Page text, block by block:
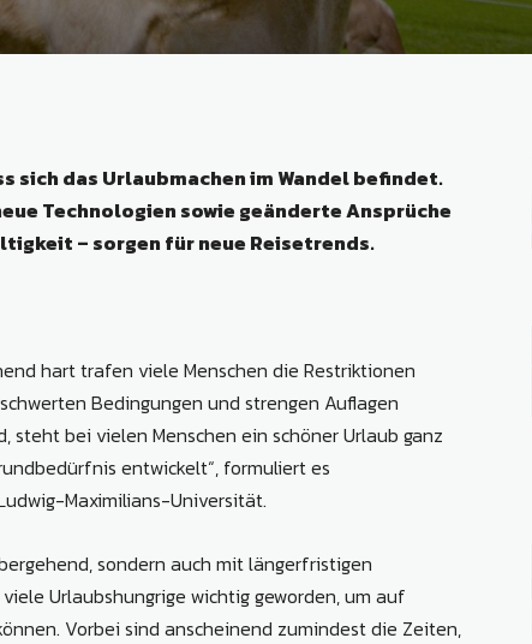
sich das Urlaubmachen im Wandel befindet.
Technologien sowie geänderte Ansprüche
– sorgen für neue Reisetrends.
hart trafen viele Menschen die Restriktionen
Bedingungen und strengen Auflagen
bei vielen Menschen ein schöner Urlaub ganz
entwickelt“, formuliert es
Maximilians-Universität.
sondern auch mit längerfristigen
Urlaubshungrige wichtig geworden, um auf
Vorbei sind anscheinend zumindest die Zeiten,